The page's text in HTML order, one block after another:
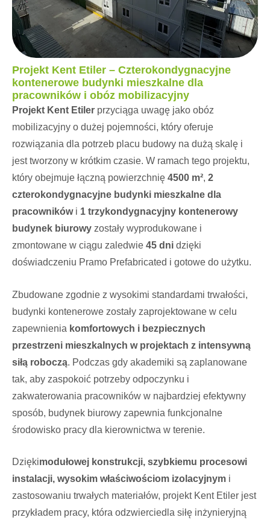
Projekt Kent Etiler – Czterokondygnacyjne
kontenerowe budynki mieszkalne dla
pracowników i obóz mobilizacyjny
Projekt Kent Etiler przyciąga uwagę jako obóz
mobilizacyjny o dużej pojemności, który oferuje
rozwiązania dla potrzeb placu budowy na dużą skalę i
jest tworzony w krótkim czasie. W ramach tego projektu,
który obejmuje łączną powierzchnię 4500 m², 2
czterokondygnacyjne budynki mieszkalne dla
pracownikówi 1 trzykondygnacyjny kontenerowy
budynek biurowy zostały wyprodukowane i
zmontowane w ciągu zaledwie 45 dni dzięki
doświadczeniu Pramo Prefabricated i gotowe do użytku.
Zbudowane zgodnie z wysokimi standardami trwałości,
budynki kontenerowe zostały zaprojektowane w celu
zapewnienia komfortowych i bezpiecznych
przestrzeni mieszkalnych w projektach z intensywną
siłą roboczą. Podczas gdy akademiki są zaplanowane
tak, aby zaspokoić potrzeby odpoczynku i
zakwaterowania pracowników w najbardziej efektywny
sposób, budynek biurowy zapewnia funkcjonalne
środowisko pracy dla kierownictwa w terenie.
Dziękimodułowej konstrukcji, szybkiemu procesowi
instalacji, wysokim właściwościom izolacyjnym i
zastosowaniu trwałych materiałów, projekt Kent Etiler jest
przykładem pracy, która odzwierciedla siłę inżynieryjną